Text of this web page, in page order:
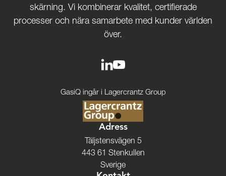
skärning. Vi kombinerar kvalitet, certifierade
processer och nära samarbete med kunder världen
över.
GasiQ ingår i Lagercrantz Group
Adress
Täljstensvägen 5
443 61 Stenkullen
Sverige